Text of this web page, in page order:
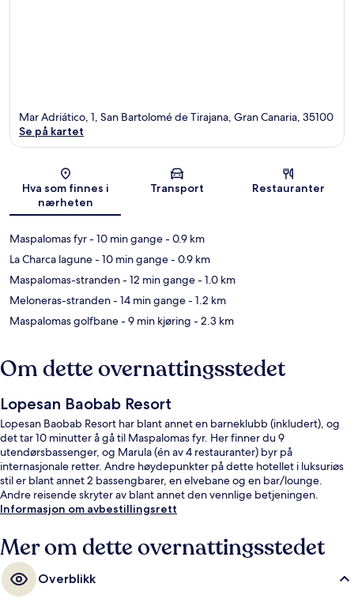
Kart
Mar Adriático, 1, San Bartolomé de Tirajana, Gran Canaria, 35100
Se på kartet
Hva som finnes i
nærheten
Transport Restauranter
Maspalomas fyr- 10 min gange- 0.9 km
La Charca lagune- 10 min gange- 0.9 km
Maspalomas-stranden- 12 min gange- 1.0 km
Meloneras-stranden- 14 min gange- 1.2 km
Maspalomas golfbane- 9 min kjøring - 2.3 km
Om dette overnattingsstedet
Lopesan Baobab Resort
Lopesan Baobab Resort har blant annet en barneklubb (inkludert), og
det tar 10 minutter å gå til Maspalomas fyr. Her finner du 9
utendørsbassenger, og Marula (én av 4 restauranter) byr på
internasjonale retter. Andre høydepunkter på dette hotellet i luksuriøs
stil er blant annet 2 bassengbarer, en elvebane og en bar/lounge.
Andre reisende skryter av blant annet den vennlige betjeningen.
Informasjon om avbestillingsrett
Mer om dette overnattingsstedet
Overblikk